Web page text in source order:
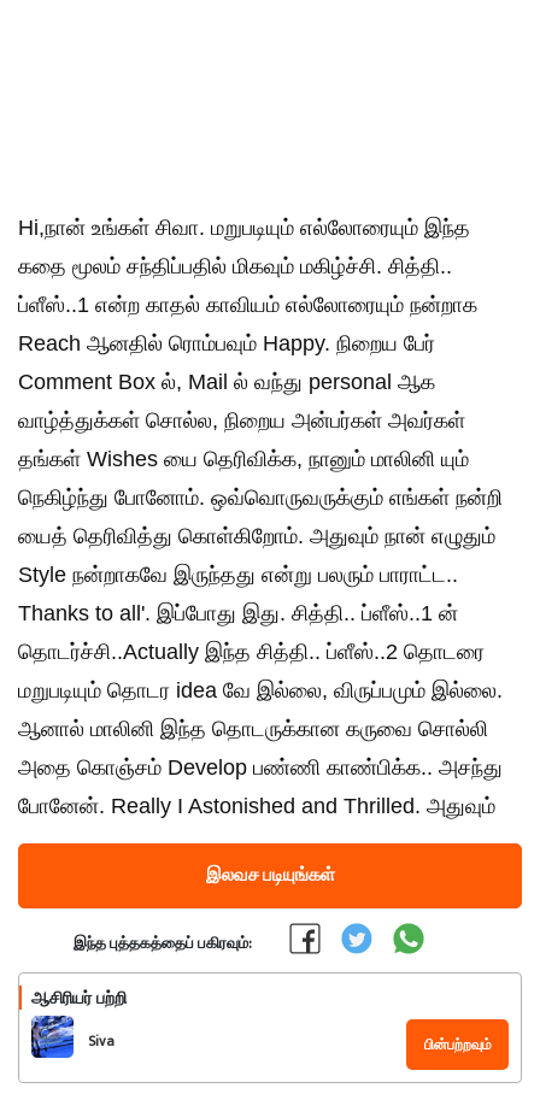
Hi,நான் உங்கள் சிவா. மறுபடியும் எல்லோரையும் இந்த
கதை மூலம் சந்திப்பதில் மிகவும் மகிழ்ச்சி. சித்தி..
ப்ளீஸ்..1 என்ற காதல் காவியம் எல்லோரையும் நன்றாக
Reach ஆனதில் ரொம்பவும் Happy. நிறைய பேர்
Comment Box ல், Mail ல் வந்து personal ஆக
வாழ்த்துக்கள் சொல்ல, நிறைய அன்பர்கள் அவர்கள்
தங்கள் Wishes யை தெரிவிக்க, நானும் மாலினி யும்
நெகிழ்ந்து போனோம். ஒவ்வொருவருக்கும் எங்கள் நன்றி
யைத் தெரிவித்து கொள்கிறோம். அதுவும் நான் எழுதும்
Style நன்றாகவே இருந்தது என்று பலரும் பாராட்ட..
Thanks to all'. இப்போது இது. சித்தி.. ப்ளீஸ்..1 ன்
தொடர்ச்சி..Actually இந்த சித்தி.. ப்ளீஸ்..2 தொடரை
மறுபடியும் தொடர idea வே இல்லை, விருப்பமும் இல்லை.
ஆனால் மாலினி இந்த தொடருக்கான கருவை சொல்லி
அதை கொஞ்சம் Develop பண்ணி காண்பிக்க.. அசந்து
போனேன். Really I Astonished and Thrilled. அதுவும்
இலவச படியுங்கள்
இந்த புத்தகத்தைப் பகிரவும்:
ஆசிரியர் பற்றி
Siva பின்பற்றவும்